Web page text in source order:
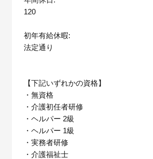
120
初年有給休暇:
法定通り
【下記いずれかの資格】
・無資格
・介護初任者研修
・ヘルパー 2級
・ヘルパー 1級
・実務者研修
・介護福祉士